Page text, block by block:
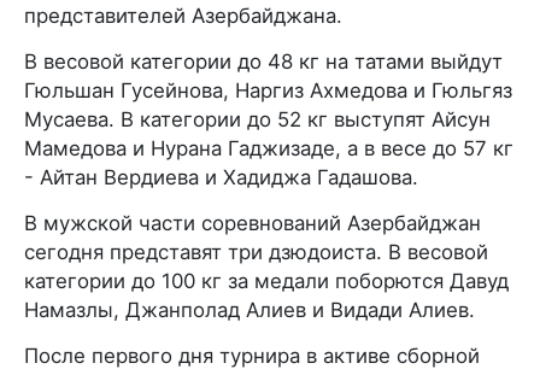
представителей Азербайджана.
В весовой категории до 48 кг на татами выйдут
Гюльшан Гусейнова, Наргиз Ахмедова и Гюльгяз
Мусаева. В категории до 52 кг выступят Айсун
Мамедова и Нурана Гаджизаде, а в весе до 57 кг
- Айтан Вердиева и Хадиджа Гадашова.
В мужской части соревнований Азербайджан
сегодня представят три дзюдоиста. В весовой
категории до 100 кг за медали поборются Давуд
Намазлы, Джанполад Алиев и Видади Алиев.
После первого дня турнира в активе сборной